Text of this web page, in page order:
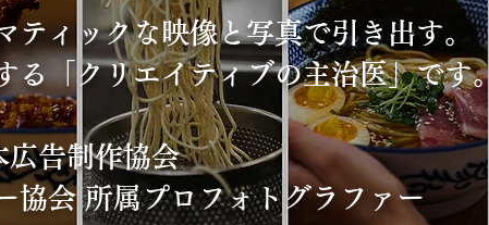
ティックな映像と写真で引き出す。
「クリエイティブの主治医」です。
広告制作協会
協会 所属プロフォトグラファー